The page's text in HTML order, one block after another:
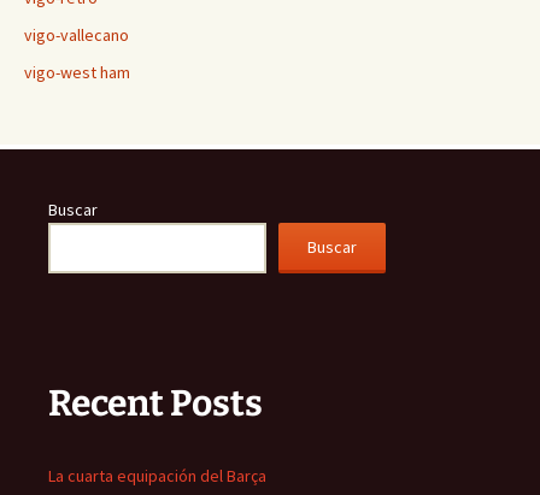
vigo-vallecano
vigo-west ham
Buscar
Buscar
Recent Posts
La cuarta equipación del Barça